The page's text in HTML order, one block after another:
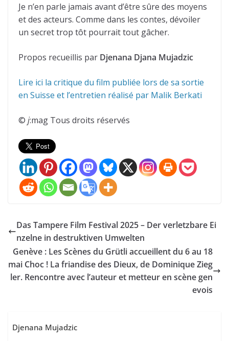
Je n’en parle jamais avant d’être sûre des moyens
et des acteurs. Comme dans les contes, dévoiler
un secret trop tôt pourrait tout gâcher.
Propos recueillis par Djenana Djana Mujadzic
Lire ici la critique du film publiée lors de sa sortie
en Suisse et l’entretien réalisé par Malik Berkati
© j:mag Tous droits réservés
Das Tampere Film Festival 2025 – Der verletzbare Ei
nzelne in destruktiven Umwelten
Genève : Les Scènes du Grütli accueillent du 6 au 18
mai Choc ! La friandise des Dieux, de Dominique Zieg
ler. Rencontre avec l’auteur et metteur en scène gen
evois
Djenana Mujadzic